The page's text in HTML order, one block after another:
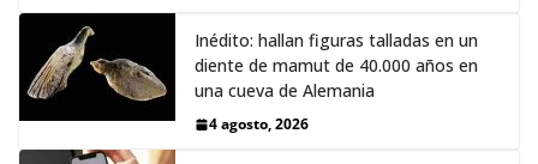
Inédito: hallan figuras talladas en un
diente de mamut de 40.000 años en
una cueva de Alemania
4 agosto, 2026